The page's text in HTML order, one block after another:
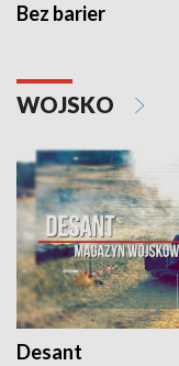
Bez barier
WOJSKO
Desant